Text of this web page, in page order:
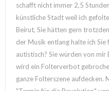
schafft nicht immer 2,5
künstliche Stadt weil ich
Beirut, Sie hätten gern
der Musik entlang halte ich Sie
autistisch? Sie würden von
wird ein Folterverbot
ganze Folterszene aufdecken.